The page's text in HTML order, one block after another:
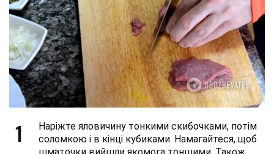
1
Наріжте яловичину тонкими скибочками, потім
соломкою і в кінці кубиками. Намагайтеся, щоб